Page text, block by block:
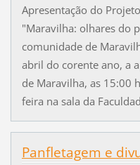
Apresentação do
"Maravilha: olhares do
comunidade de
abril do corente ano, a
de Maravilha, as 15:00
feira na sala da
Panfletagem e